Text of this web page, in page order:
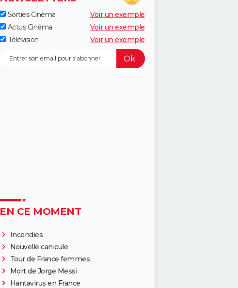
Sorties Cinéma
Voir un exemple
Actus Cinéma
Voir un exemple
Télévision
Voir un exemple
EN CE MOMENT
Incendies
Nouvelle canicule
Tour de France femmes
Mort de Jorge Messi
Hantavirus en France